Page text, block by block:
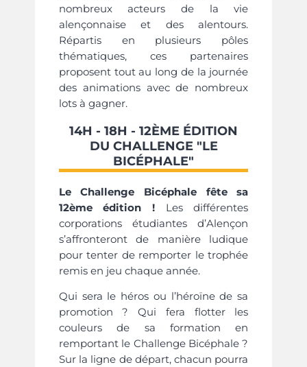
nombreux acteurs de la vie
alençonnaise et des alentours.
Répartis en plusieurs pôles
thématiques, ces partenaires
proposent tout au long de la journée
des animations avec de nombreux
lots à gagner.
14H - 18H - 12ÈME ÉDITION
DU CHALLENGE "LE
BICÉPHALE"
Le Challenge Bicéphale fête sa
12ème édition ! Les différentes
corporations étudiantes d’Alençon
s’affronteront de manière ludique
pour tenter de remporter le trophée
remis en jeu chaque année.
Qui sera le héros ou l’héroïne de sa
promotion ? Qui fera flotter les
couleurs de sa formation en
remportant le Challenge Bicéphale ?
Sur la ligne de départ, chacun pourra